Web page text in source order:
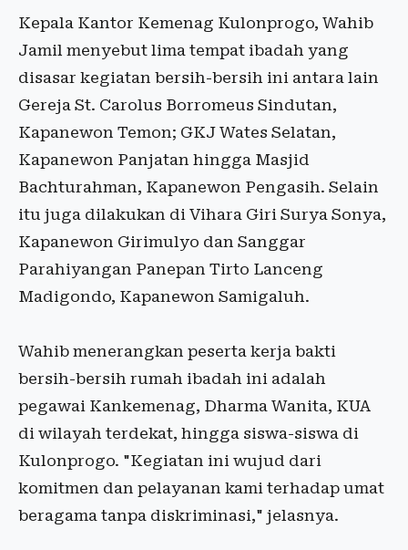
Kepala Kantor Kemenag Kulonprogo, Wahib
Jamil menyebut lima tempat ibadah yang
disasar kegiatan bersih-bersih ini antara lain
Gereja St. Carolus Borromeus Sindutan,
Kapanewon Temon; GKJ Wates Selatan,
Kapanewon Panjatan hingga Masjid
Bachturahman, Kapanewon Pengasih. Selain
itu juga dilakukan di Vihara Giri Surya Sonya,
Kapanewon Girimulyo dan Sanggar
Parahiyangan Panepan Tirto Lanceng
Madigondo, Kapanewon Samigaluh.
Wahib menerangkan peserta kerja bakti
bersih-bersih rumah ibadah ini adalah
pegawai Kankemenag, Dharma Wanita, KUA
di wilayah terdekat, hingga siswa-siswa di
Kulonprogo. "Kegiatan ini wujud dari
komitmen dan pelayanan kami terhadap umat
beragama tanpa diskriminasi," jelasnya.